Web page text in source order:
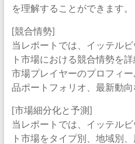
を理解することができます。
[競合情勢]
当レポートでは、イッテル
ト市場における競合情勢を
市場プレイヤーのプロフィ
品ポートフォリオ、最新動向
[市場細分化と予測]
当レポートでは、イッテル
ト市場をタイプ別、地域別